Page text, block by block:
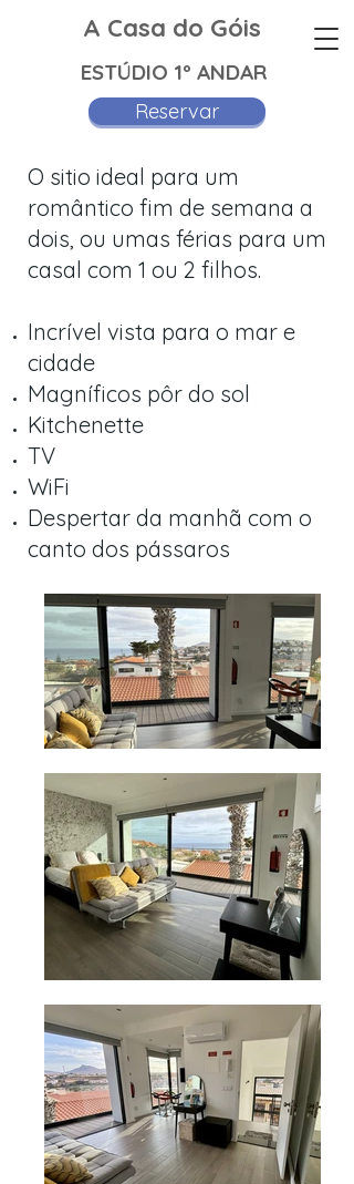
A Casa do Góis
ESTÚDIO 1º ANDAR
Reservar
O sitio ideal para um
romântico fim de semana a
dois, ou umas férias para um
casal com 1 ou 2 filhos.
Incrível vista para o mar e
cidade
Magníficos pôr do sol
Kitchenette
TV
WiFi
Despertar da manhã com o
canto dos pássaros